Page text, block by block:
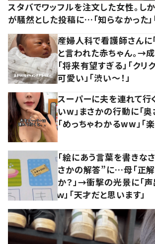
スタバでワッフルを注文した女性。し
が騒然とした投稿に…「知らなかった」
産婦人科で看護師さんに
と言われた赤ちゃん。→
「将来有望すぎる」「ク
可愛い」「渋い～！」
スーパーに夫を連れて行
いw」まさかの行動に「奥
「めっちゃわかるww」「
「絵にあう言葉を書きな
さかの解答”に…母「正解
か？」→衝撃の光景に「
ｗ」「天才だと思います」